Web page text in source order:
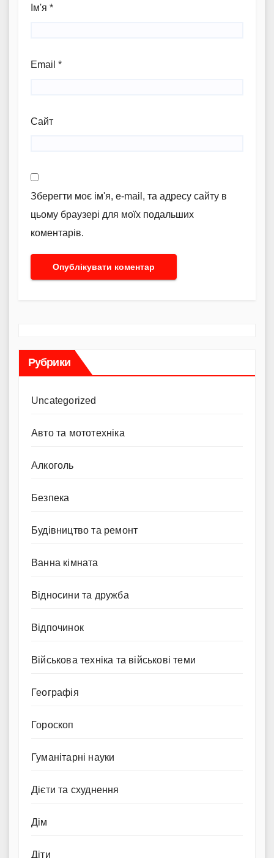
Ім'я *
Email *
Сайт
Зберегти моє ім'я, e-mail, та адресу сайту в
цьому браузері для моїх подальших
коментарів.
Рубрики
Uncategorized
Авто та мототехніка
Алкоголь
Безпека
Будівництво та ремонт
Ванна кімната
Відносини та дружба
Відпочинок
Військова техніка та військові теми
Географія
Гороскоп
Гуманітарні науки
Дієти та схуднення
Дім
Діти